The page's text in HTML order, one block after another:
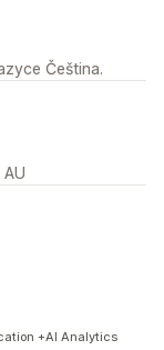
Čeština.
+AI Analytics